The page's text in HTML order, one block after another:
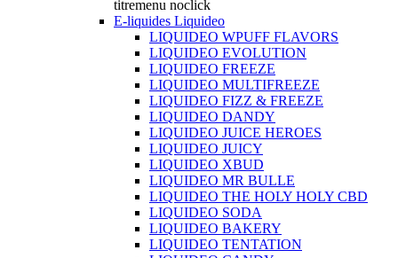
titremenu noclick
E-liquides Liquideo
LIQUIDEO WPUFF FLAVORS
LIQUIDEO EVOLUTION
LIQUIDEO FREEZE
LIQUIDEO MULTIFREEZE
LIQUIDEO FIZZ & FREEZE
LIQUIDEO DANDY
LIQUIDEO JUICE HEROES
LIQUIDEO JUICY
LIQUIDEO XBUD
LIQUIDEO MR BULLE
LIQUIDEO THE HOLY HOLY CBD
LIQUIDEO SODA
LIQUIDEO BAKERY
LIQUIDEO TENTATION